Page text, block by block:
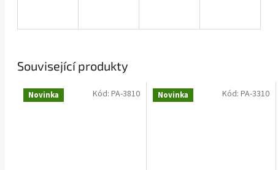
Související produkty
Novinka Kód: PA-3810 Novinka Kód: PA-3310